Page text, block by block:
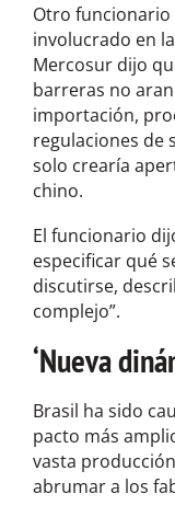
Otro
involucrado en
Mercosur dijo
barreras no
importación,
regulaciones de
solo crearía
chino.
El funcionario
especificar qué
discutirse,
complejo”.
‘Nueva
Brasil ha sido
pacto más
vasta
abrumar a los